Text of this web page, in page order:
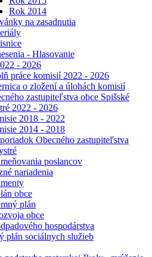
Rok 2014
na zasadnutia
- Hlasovanie
- 2026
práce komisií 2022 - 2026
o zložení a úlohách komisií
zastupiteľstva obce Spišské
2022 - 2026
2018 - 2022
2014 - 2018
Obecného zastupiteľstva
poslancov
nariadenia
obce
plán
obce
hospodárstva
plán sociálnych služieb